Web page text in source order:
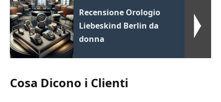
Recensione Orologio
Liebeskind Berlin da
donna
Cosa Dicono i Clienti